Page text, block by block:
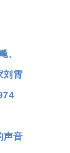
、
刘霄
声音